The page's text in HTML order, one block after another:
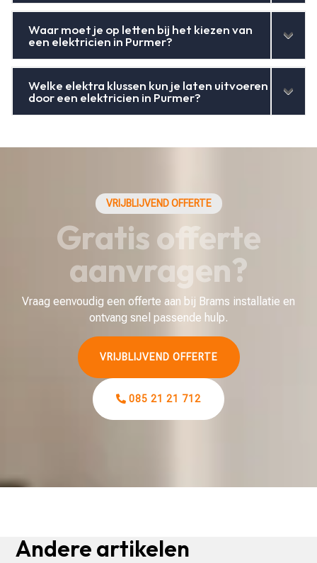
Waar moet je op letten bij het kiezen van
een elektricien in Purmer?
Welke elektra klussen kun je laten uitvoeren
door een elektricien in Purmer?
VRIJBLIJVEND OFFERTE
Gratis offerte
aanvragen?
Vraag eenvoudig een offerte aan bij Brams installatie en
ontvang snel passende hulp.
VRIJBLIJVEND OFFERTE
085 21 21 712
Andere artikelen